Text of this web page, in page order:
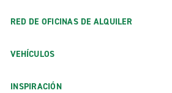
Pasadena
San Diego
RED DE OFICINAS DE ALQUILER
VEHÍCULOS
INSPIRACIÓN